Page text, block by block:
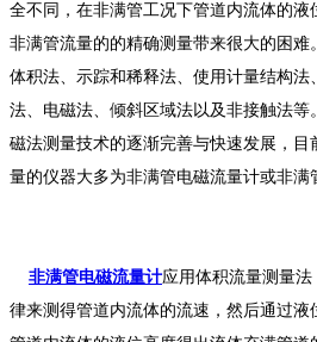
全不同，在非满管工况下管道内流体的
非满管流量的的精确测量带来很大的困
体积法、示踪和稀释法、使用计量结构法
法、电磁法、倾斜区域法以及非接触法
磁法测量技术的逐渐完善与快速发展，
量的仪器大多为非满管电磁流量计或非满
非满管电磁流量计应用体积流量测量
律来测得管道内流体的流速，然后通过